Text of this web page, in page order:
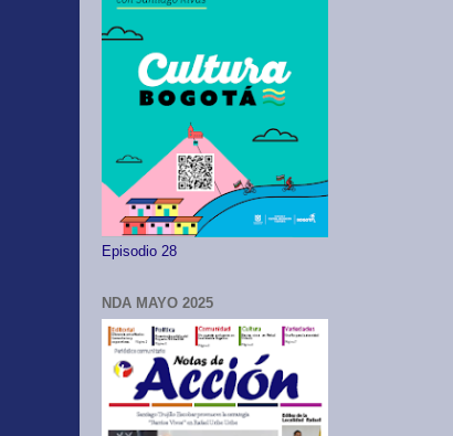
Episodio 28
NDA MAYO 2025